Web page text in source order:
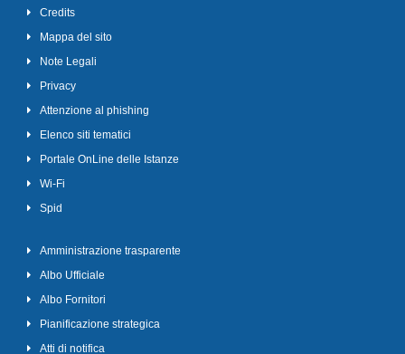
Credits
Mappa del sito
Note Legali
Privacy
Attenzione al phishing
Elenco siti tematici
Portale OnLine delle Istanze
Wi-Fi
Spid
Amministrazione trasparente
Albo Ufficiale
Albo Fornitori
Pianificazione strategica
Atti di notifica